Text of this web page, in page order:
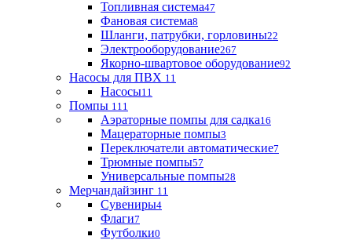
Топливная система47
Фановая система8
Шланги, патрубки, горловины22
Электрооборудование267
Якорно-швартовое оборудование92
Насосы для ПВХ 11
Насосы11
Помпы 111
Аэраторные помпы для садка16
Мацераторные помпы3
Переключатели автоматические7
Трюмные помпы57
Универсальные помпы28
Мерчандайзинг 11
Сувениры4
Флаги7
Футболки0